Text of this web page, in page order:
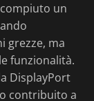
un
grezze, ma
funzionalità.
DisplayPort
contribuito a